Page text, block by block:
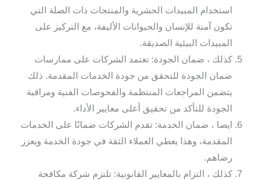
استخدام المبيدات الحشرية والمنتجات ذات الصلة التي
تكون آمنة للإنسان والحيوانات الأليفة، مع التركيز على
المبيدات البيئية الصديقة.
كذلك ، ضمان الجودة: تعتمد الشركات على ممارسات
ضمان الجودة للتحقق من جودة الخدمات المقدمة. ذلك
يتضمن المراجعات المنتظمة والفحوصات الفنية ومراقبة
الجودة للتأكد من تحقيق أعلى معايير الأداء.
ايضا ، ضمان الخدمة: تقدم الشركات ضمانًا على الخدمات
المقدمة، وهذا يعطي العملاء الثقة في جودة الخدمة ويعزز
رضاهم.
كذلك ، التزام بالمعايير القانونية: تلتزم شركة مكافحة